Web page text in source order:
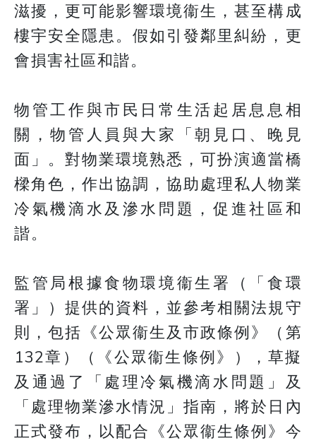
滋擾，更可能影響環境衞生，甚至構成
樓宇安全隱患。假如引發鄰里糾紛，更
會損害社區和諧。
物管工作與市民日常生活起居息息相
關，物管人員與大家「朝見口、晚見
面」。對物業環境熟悉，可扮演適當橋
樑角色，作出協調，協助處理私人物業
冷氣機滴水及滲水問題，促進社區和
諧。
監管局根據食物環境衞生署（「食環
署」）提供的資料，並參考相關法規守
則，包括《公眾衞生及市政條例》（第
132章）（《公眾衞生條例》），草擬
及通過了「處理冷氣機滴水問題」及
「處理物業滲水情況」指南，將於日內
正式發布，以配合《公眾衞生條例》今